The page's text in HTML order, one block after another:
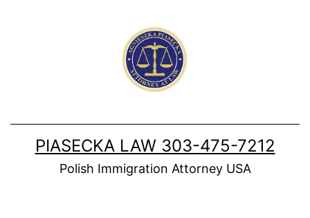
PIASECKA LAW 303-475-7212
Polish Immigration Attorney USA